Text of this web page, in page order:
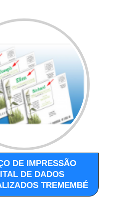
DE IMPRESSÃO
DE DADOS
TREMEMBÉ